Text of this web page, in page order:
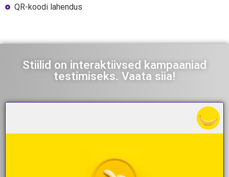
QR-koodi lahendus
Stiilid on interaktiivsed kampaaniad
testimiseks. Vaata siia!